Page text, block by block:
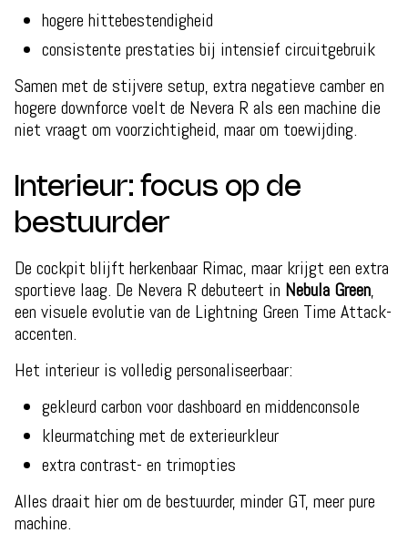
hogere hittebestendigheid
consistente prestaties bij intensief circuitgebruik
Samen met de stijvere setup, extra negatieve camber en
hogere downforce voelt de Nevera R als een machine die
niet vraagt om voorzichtigheid, maar om toewijding.
Interieur: focus op de
bestuurder
De cockpit blijft herkenbaar Rimac, maar krijgt een extra
sportieve laag. De Nevera R debuteert in Nebula Green,
een visuele evolutie van de Lightning Green Time Attack-
accenten.
Het interieur is volledig personaliseerbaar:
gekleurd carbon voor dashboard en middenconsole
kleurmatching met de exterieurkleur
extra contrast- en trimopties
Alles draait hier om de bestuurder, minder GT, meer pure
machine.